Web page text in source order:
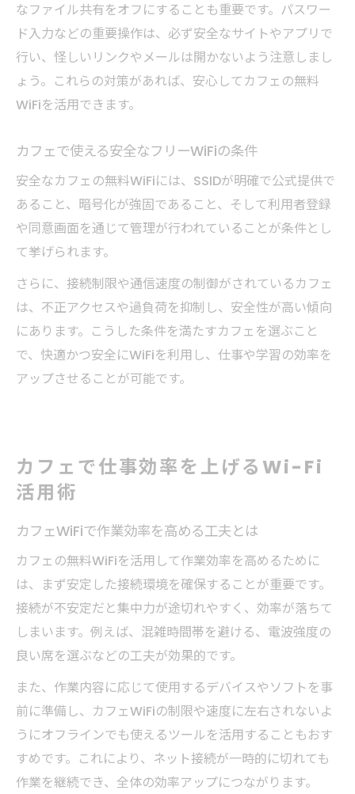
なファイル共有をオフにすることも重要です。パスワー
ド入力などの重要操作は、必ず安全なサイトやアプリで
行い、怪しいリンクやメールは開かないよう注意しまし
ょう。これらの対策があれば、安心してカフェの無料
WiFiを活用できます。
カフェで使える安全なフリーWiFiの条件
安全なカフェの無料WiFiには、SSIDが明確で公式提供で
あること、暗号化が強固であること、そして利用者登録
や同意画面を通じて管理が行われていることが条件とし
て挙げられます。
さらに、接続制限や通信速度の制御がされているカフェ
は、不正アクセスや過負荷を抑制し、安全性が高い傾向
にあります。こうした条件を満たすカフェを選ぶこと
で、快適かつ安全にWiFiを利用し、仕事や学習の効率を
アップさせることが可能です。
カフェで仕事効率を上げるWi-Fi
活用術
カフェWiFiで作業効率を高める工夫とは
カフェの無料WiFiを活用して作業効率を高めるために
は、まず安定した接続環境を確保することが重要です。
接続が不安定だと集中力が途切れやすく、効率が落ちて
しまいます。例えば、混雑時間帯を避ける、電波強度の
良い席を選ぶなどの工夫が効果的です。
また、作業内容に応じて使用するデバイスやソフトを事
前に準備し、カフェWiFiの制限や速度に左右されないよ
うにオフラインでも使えるツールを活用することもおす
すめです。これにより、ネット接続が一時的に切れても
作業を継続でき、全体の効率アップにつながります。